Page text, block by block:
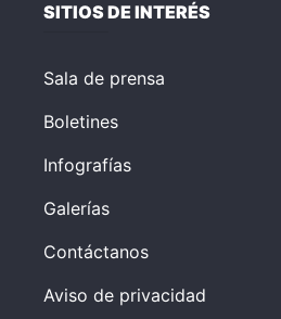
SITIOS DE INTERÉS
Sala de prensa
Boletines
Infografías
Galerías
Contáctanos
Aviso de privacidad